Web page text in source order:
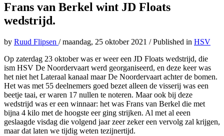
Frans van Berkel wint JD Floats
wedstrijd.
by Ruud Flipsen /maandag, 25 oktober 2021 /Published in HSV
Op zaterdag 23 oktober was er weer een JD Floats wedstrijd, die
ism HSV De Noordervaart werd georganiseerd, en deze keer was
het niet het Lateraal kanaal maar De Noordervaart achter de bomen.
Het was met 55 deelnemers goed bezet alleen de visserij was een
beetje taai, er waren 17 nullen te noteren. Maar ook bij deze
wedstrijd was er een winnaar: het was Frans van Berkel die met
bijna 4 kilo met de hoogste eer ging strijken. Al met al eeen
geslaagde visdag die volgend jaar zeer zeker een vervolg zal krijgen,
maar dat laten we tijdig weten tezijnertijd.